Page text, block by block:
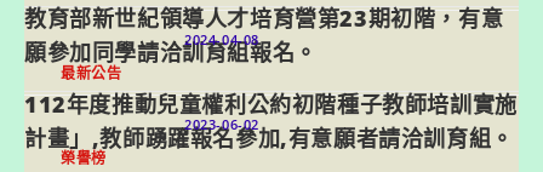
教育部新世紀領導人才培育營第23期初階，有意
願參加同學請洽訓育組報名。
2024-04-08
最新公告
112年度推動兒童權利公約初階種子教師培訓實施
計畫」,教師踴躍報名參加,有意願者請洽訓育組。
2023-06-02
榮譽榜